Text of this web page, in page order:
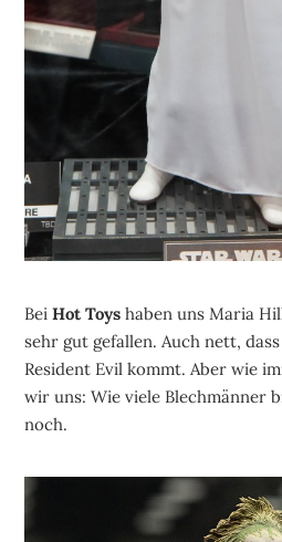
Bei Hot Toys haben uns Maria
sehr gut gefallen. Auch nett,
Resident Evil kommt. Aber wie
wir uns: Wie viele Blechmänner
noch.